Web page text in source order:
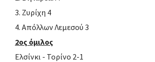
3. Ζυρίχη 4
4. Απόλλων Λεμεσού 3
2ος όμιλος
Ελσίνκι - Τορίνο 2-1